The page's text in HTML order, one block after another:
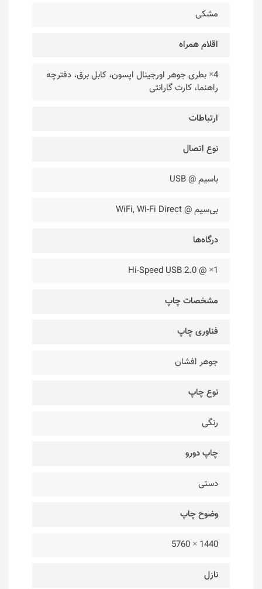
مشکی
اقلام همراه
4× بطری جوهر اورجینال اپسون، کابل برق، دفترچه
راهنما، کارت گارانتی
ارتباطات
نوع اتصال
باسیم @ USB
بی‌سیم @ WiFi, Wi-Fi Direct
درگاه‌ها
1× @ Hi-Speed USB 2.0
مشخصات چاپ
فناوری چاپ
جوهر افشان
نوع چاپ
رنگی
چاپ دورو
دستی
وضوح چاپ
1440 × 5760
نازل